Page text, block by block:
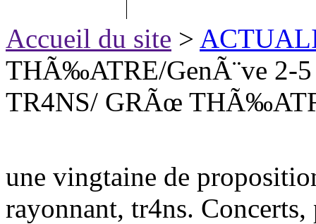
Accueil du site >
THÃ‰ATRE/GenÃ¨ve 2-
TR4NS/ GRÃœ
une vingtaine de
rayonnant, tr4ns.